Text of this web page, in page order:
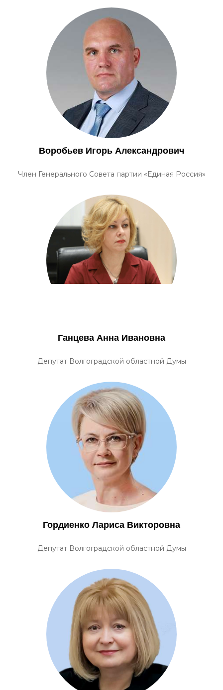
Воробьев Игорь Александрович
Член Генерального Совета партии «Единая Россия»
Ганцева Анна Ивановна
Депутат Волгоградской областной Думы
Гордиенко Лариса Викторовна
Депутат Волгоградской областной Думы